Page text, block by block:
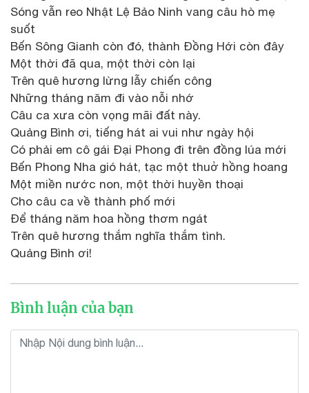
Sóng vẫn reo Nhật Lệ Bảo Ninh vang câu hò mẹ
suốt
Bến Sông Gianh còn đó, thành Đồng Hới còn đây
Một thời đã qua, một thời còn lại
Trên quê hương lừng lẫy chiến công
Những tháng năm đi vào nỗi nhớ
Câu ca xưa còn vọng mãi đất này.
Quảng Bình ơi, tiếng hát ai vui như ngày hội
Có phải em cô gái Đại Phong đi trên đồng lúa mới
Bến Phong Nha gió hát, tạc một thuở hồng hoang
Một miền nước non, một thời huyền thoại
Cho câu ca về thành phố mới
Để tháng năm hoa hồng thơm ngát
Trên quê hương thắm nghĩa thắm tình.
Quảng Bình ơi!
Bình luận của bạn